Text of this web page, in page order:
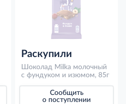
Раскупили
Шоколад Milka молочный
с фундуком и изюмом, 85г
Сообщить
о поступлении